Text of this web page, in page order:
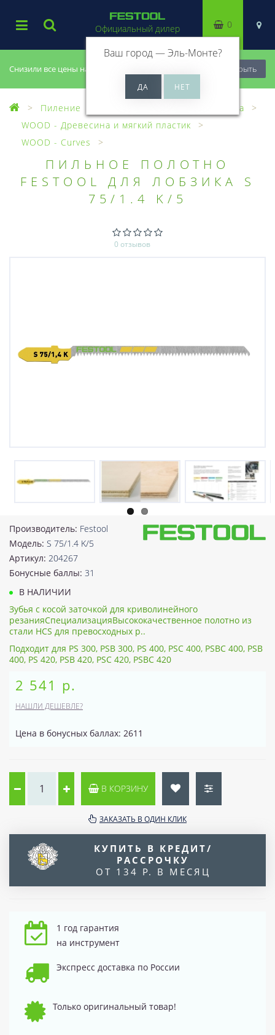
Снизили все цены на 20%, успей купить! Закрыть
Официальный дилер
Ваш город —Эль-Монте?
0
Пиление
Пилки для лобзика
WOOD - Древесина и мягкий пластик
WOOD - Curves
ПИЛЬНОЕ ПОЛОТНО
FESTOOL ДЛЯ ЛОБЗИКА S
75/1.4 K/5
0 отзывов
Производитель: Festool
Модель: S 75/1.4 K/5
Артикул: 204267
Бонусные баллы: 31
В НАЛИЧИИ
Зубья с косой заточкой для криволинейного
резанияСпециализацияВысококачественное полотно из
стали HCS для превосходных р..
Подходит для PS 300, PSB 300, PS 400, PSC 400, PSBC 400, PSB
400, PS 420, PSB 420, PSC 420, PSBC 420
2 541 р.
НАШЛИ ДЕШЕВЛЕ?
Цена в бонусных баллах: 2611
В КОРЗИНУ
ЗАКАЗАТЬ В ОДИН КЛИК
КУПИТЬ В КРЕДИТ/
РАССРОЧКУ
ОТ 134 Р. В МЕСЯЦ
1 год гарантия
на инструмент
Экспресс доставка по России
Только оригинальный товар!